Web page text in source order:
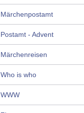
Märchenpostamt
Postamt - Advent
Märchenreisen
Who is who
WWW